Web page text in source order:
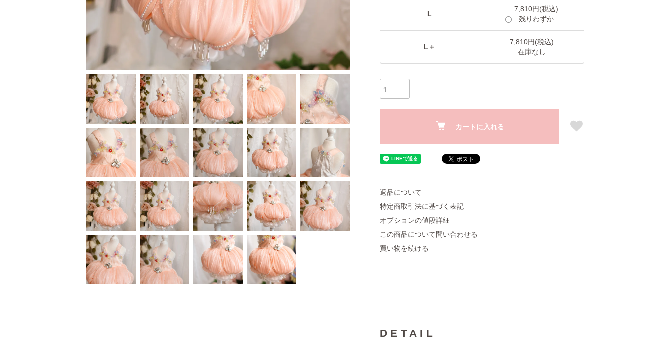
L
7,810円(税込)
残りわずか
L＋
7,810円(税込)
在庫なし
カートに入れる
返品について
特定商取引法に基づく表記
オプションの値段詳細
この商品について問い合わせる
買い物を続ける
DETAIL